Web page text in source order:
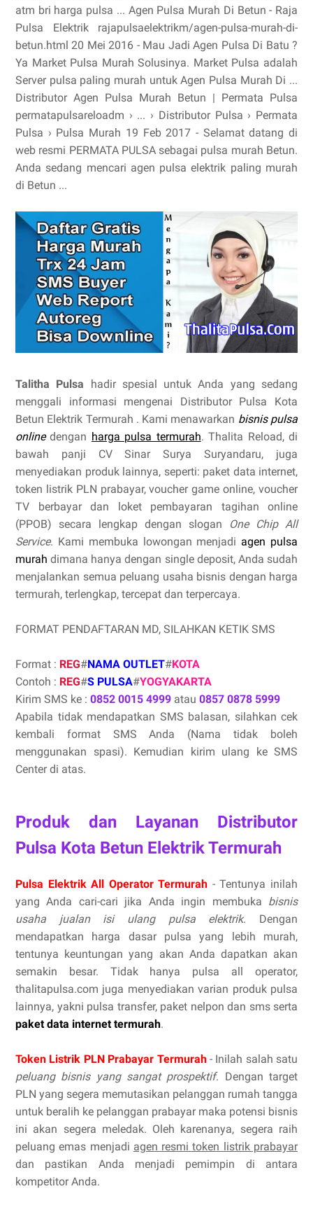
atm bri harga pulsa ... Agen Pulsa Murah Di Betun - Raja
Pulsa Elektrik rajapulsaelektrikm/agen-pulsa-murah-di-
betun.html 20 Mei 2016 - Mau Jadi Agen Pulsa Di Batu ?
Ya Market Pulsa Murah Solusinya. Market Pulsa adalah
Server pulsa paling murah untuk Agen Pulsa Murah Di ...
Distributor Agen Pulsa Murah Betun | Permata Pulsa
permatapulsareloadm › ... › Distributor Pulsa › Permata
Pulsa › Pulsa Murah 19 Feb 2017 - Selamat datang di
web resmi PERMATA PULSA sebagai pulsa murah Betun.
Anda sedang mencari agen pulsa elektrik paling murah
di Betun ...
Talitha Pulsa hadir spesial untuk Anda yang sedang
menggali informasi mengenai Distributor Pulsa Kota
Betun Elektrik Termurah . Kami menawarkan bisnis pulsa
onlinedengan harga pulsa termurah. Thalita Reload, di
bawah panji CV Sinar Surya Suryandaru, juga
menyediakan produk lainnya, seperti: paket data internet,
token listrik PLN prabayar, voucher game online, voucher
TV berbayar dan loket pembayaran tagihan online
(PPOB) secara lengkap dengan slogan
One Chip All
Service. Kami membuka lowongan menjadi agen pulsa
murah dimana hanya dengan single deposit, Anda sudah
menjalankan semua peluang usaha bisnis dengan harga
termurah, terlengkap, tercepat dan terpercaya.
FORMAT PENDAFTARAN MD, SILAHKAN KETIK SMS
Format : REG#NAMA OUTLET#KOTA
Contoh : REG#S PULSA#YOGYAKARTA
Kirim SMS ke : 0852 0015 4999 atau 0857 0878 5999
Apabila tidak mendapatkan SMS balasan, silahkan cek
kembali format SMS Anda (Nama tidak boleh
menggunakan spasi). Kemudian kirim ulang ke SMS
Center di atas.
Produk dan Layanan Distributor
Pulsa Kota Betun Elektrik Termurah
Pulsa Elektrik All Operator Termurah - Tentunya inilah
yang Anda cari-cari jika Anda ingin membuka bisnis
usaha jualan isi ulang pulsa elektrik. Dengan
mendapatkan harga dasar pulsa yang lebih murah,
tentunya keuntungan yang akan Anda dapatkan akan
semakin besar. Tidak hanya pulsa all operator,
thalitapulsa.com juga menyediakan varian produk pulsa
lainnya, yakni pulsa transfer, paket nelpon dan sms serta
paket data internet termurah.
Token Listrik PLN Prabayar Termurah- Inilah salah satu
peluang bisnis yang sangat prospektif. Dengan target
PLN yang segera memutasikan pelanggan rumah tangga
untuk beralih ke pelanggan prabayar maka potensi bisnis
ini akan segera meledak. Oleh karenanya, segera raih
peluang emas menjadi agen resmi token listrik prabayar
dan pastikan Anda menjadi pemimpin di antara
kompetitor Anda.